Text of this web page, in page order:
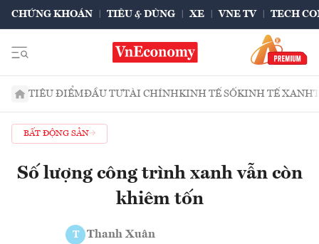
CHỨNG KHOÁN TIÊU & DÙNG XE VNE TV TECH
TIÊU ĐIỂMĐẦU TƯTÀI CHÍNHKINH TẾ SỐKINH TẾ XANH
BẤT ĐỘNG SẢN
Số lượng công trình xanh vẫn còn
khiêm tốn
T Thanh Xuân